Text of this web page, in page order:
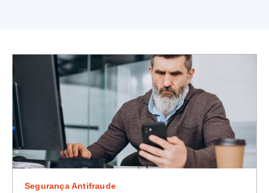
Segurança Antifraude